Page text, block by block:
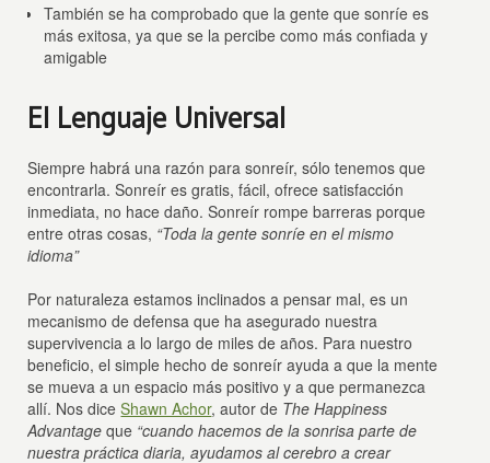
También se ha comprobado que la gente que sonríe es
más exitosa, ya que se la percibe como más confiada y
amigable
El Lenguaje Universal
Siempre habrá una razón para sonreír, sólo tenemos que
encontrarla. Sonreír es gratis, fácil, ofrece satisfacción
inmediata, no hace daño. Sonreír rompe barreras porque
entre otras cosas, “Toda la gente sonríe en el mismo
idioma”
Por naturaleza estamos inclinados a pensar mal, es un
mecanismo de defensa que ha asegurado nuestra
supervivencia a lo largo de miles de años. Para nuestro
beneficio, el simple hecho de sonreír ayuda a que la mente
se mueva a un espacio más positivo y a que permanezca
allí. Nos diceShawn Achor, autor de The Happiness
Advantage que “cuando hacemos de la sonrisa parte de
nuestra práctica diaria, ayudamos al cerebro a crear